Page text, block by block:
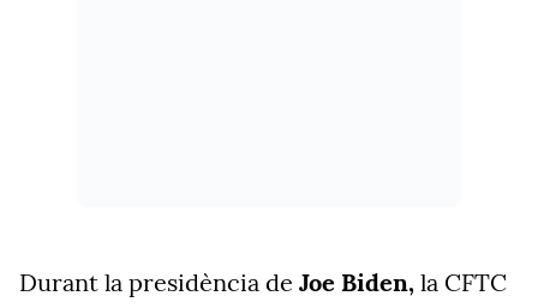
Durant la presidència de Joe Biden, la CFTC